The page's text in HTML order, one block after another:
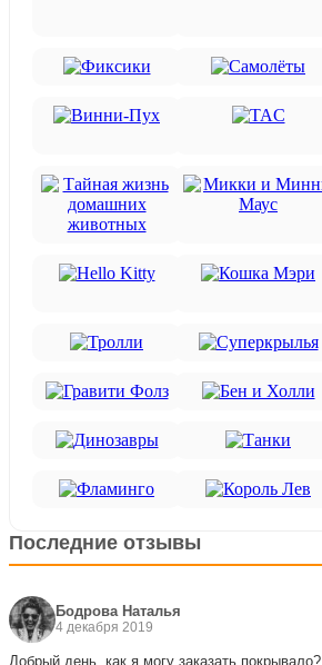
Последние отзывы
Бодрова Наталья
4 декабря 2019
Добрый день, как я могу заказать покрывало?